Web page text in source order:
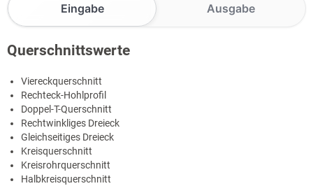
Eingabe Ausgabe
Querschnittswerte
Viereckquerschnitt
Rechteck-Hohlprofil
Doppel-T-Querschnitt
Rechtwinkliges Dreieck
Gleichseitiges Dreieck
Kreisquerschnitt
Kreisrohrquerschnitt
Halbkreisquerschnitt